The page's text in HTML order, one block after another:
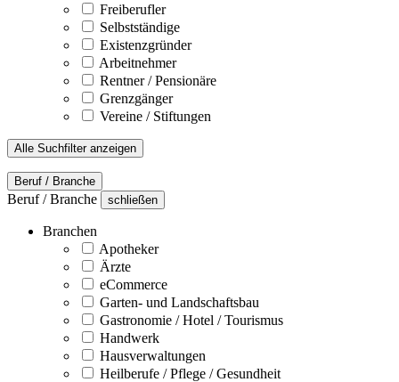
Freiberufler
Selbstständige
Existenzgründer
Arbeitnehmer
Rentner / Pensionäre
Grenzgänger
Vereine / Stiftungen
Alle Suchfilter anzeigen
Beruf / Branche
Beruf / Branche schließen
Branchen
Apotheker
Ärzte
eCommerce
Garten- und Landschaftsbau
Gastronomie / Hotel / Tourismus
Handwerk
Hausverwaltungen
Heilberufe / Pflege / Gesundheit